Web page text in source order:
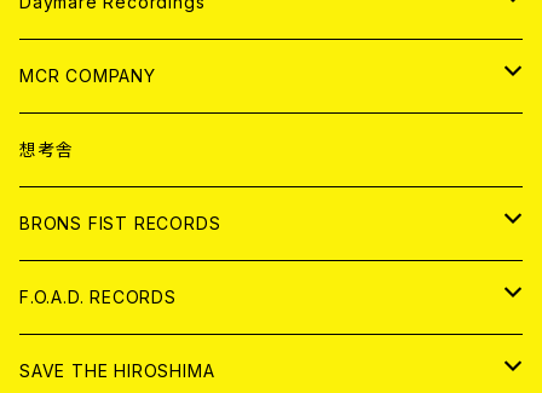
ANALOG
CD
ANALOG
MCR COMPANY
CD
アパレル
ANALOG
想考舎
BRONS FIST RECORDS
CD
ANALOG
F.O.A.D. RECORDS
CD
SAVE THE HIROSHIMA